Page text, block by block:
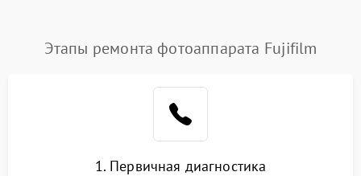
Этапы ремонта фотоаппарата Fujifilm
1. Первичная диагностика